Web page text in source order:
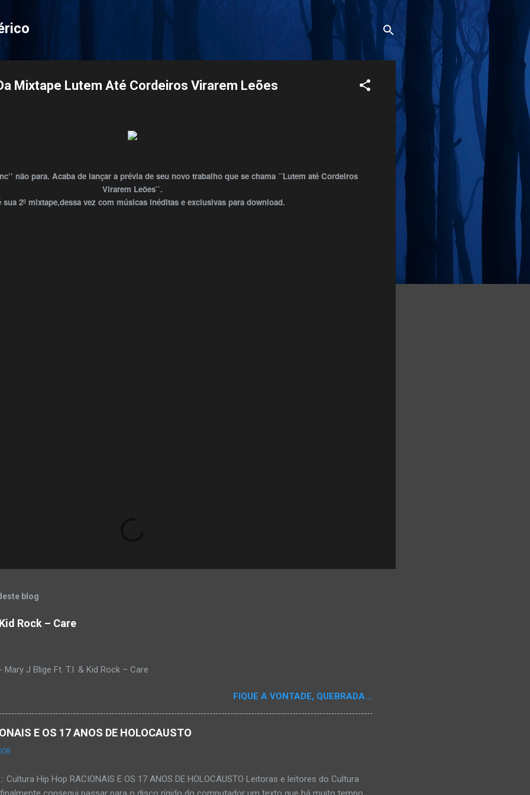
Mixtape Lutem Até Cordeiros Virarem Leões
não para. Acaba de lançar a prévia de seu novo trabalho que se chama ´´Lutem até Cordeiros
Virarem Leões``.
sua 2º mixtape,dessa vez com músicas inéditas e exclusivas para download.
blog
Rock – Care
Mary J Blige Ft. T.I. & Kid Rock – Care
FIQUE A VONTADE, QUEBRADA...
E OS 17 ANOS DE HOLOCAUSTO
Cultura Hip Hop RACIONAIS E OS 17 ANOS DE HOLOCAUSTO Leitoras e leitores do Cultura